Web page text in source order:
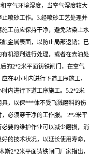
空气环境湿度，当空气湿度较大
喷砂工作。3.经喷砂工艺处理并
工前应保持干净，避免沾染上水
金属表面，以防止局部返锈；已
机溶剂进行处理，或者在去油处
的2*2米平面铸铁闸门，在空气
在4小时内进行下道工序施工，
内进行下道工序施工。5.2*2米
具，以保***体不受飞溅磨料的伤
必须穿干净的工作服。 2*2米平
要的维护作业可以减少磨损，消
的技术状况，以延长使用寿命，
2*2米平面铸铁闸门厂家指出，